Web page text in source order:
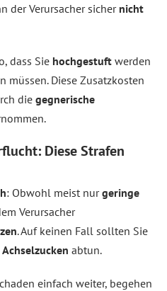
der Verursacher sicher nicht
dass Sie hochgestuft werden
müssen. Diese Zusatzkosten
die gegnerische
Diese Strafen
: Obwohl meist nurgeringe
Verursacher
. Auf keinen Fall sollten Sie
Achselzucken abtun.
einfach weiter, begehen